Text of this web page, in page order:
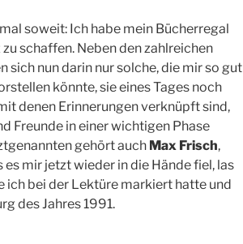
soweit: Ich habe mein Bücherregal
schaffen. Neben den zahlreichen
sich nun darin nur solche, die mir so gut
könnte, sie eines Tages noch
denen Erinnerungen verknüpft sind,
Freunde in einer wichtigen Phase
gehört auch Max Frisch,
es mir jetzt wieder in die Hände fiel, las
ich bei der Lektüre markiert hatte und
des Jahres 1991.